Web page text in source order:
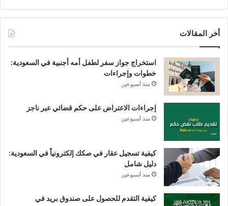
أخر المقالات
استخراج جواز سفر لطفل أمه أجنبية في السعودية:
خطوات وإجراءات
منذ أسبوعين
إجراءات الاعتراض على حكم قضائي عبر ناجز
منذ أسبوعين
كيفية تسجيل عقار في صكك إلكترونياً في السعودية:
دليل شامل
منذ أسبوعين
كيفية التقدم للحصول على صندوق بريد في